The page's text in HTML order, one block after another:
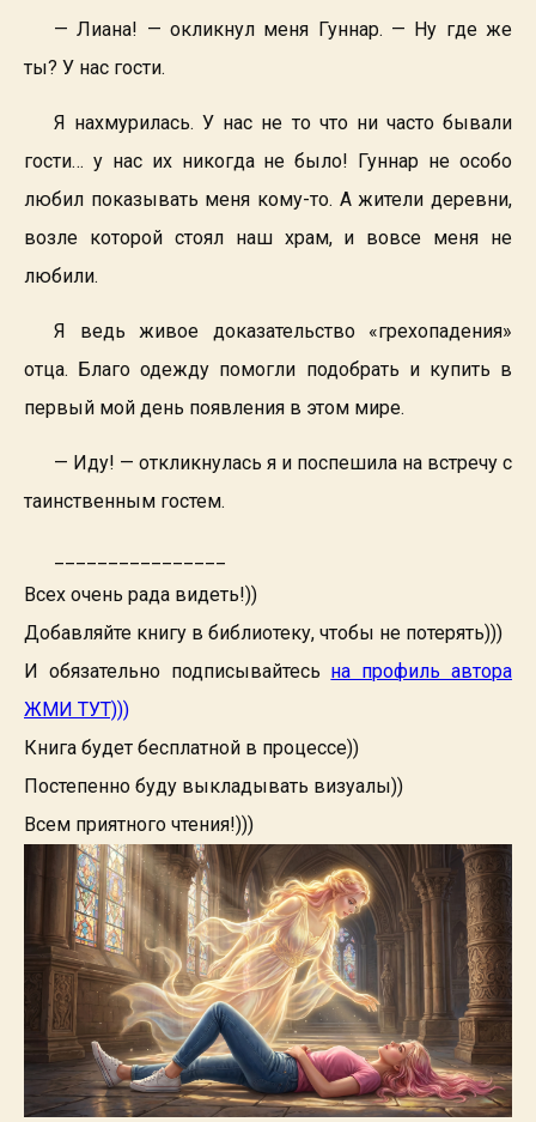
— Лиана! — окликнул меня Гуннар. — Ну где же
ты? У нас гости.
Я нахмурилась. У нас не то что ни часто бывали
гости… у нас их никогда не было! Гуннар не особо
любил показывать меня кому-то. А жители деревни,
возле которой стоял наш храм, и вовсе меня не
любили.
Я ведь живое доказательство «грехопадения»
отца. Благо одежду помогли подобрать и купить в
первый мой день появления в этом мире.
— Иду! — откликнулась я и поспешила на встречу с
таинственным гостем.
Всех очень рада видеть!))
Добавляйте книгу в библиотеку, чтобы не потерять)))
И обязательно подписывайтесь на профиль автора
ЖМИ ТУТ)))
Книга будет бесплатной в процессе))
Постепенно буду выкладывать визуалы))
Всем приятного чтения!)))